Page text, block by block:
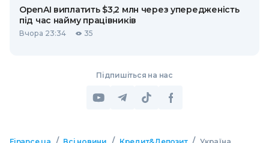
OpenAI виплатить $3,2 млн через упередженість
під час найму працівників
Вчора 23:34 35
Підпишіться на нас